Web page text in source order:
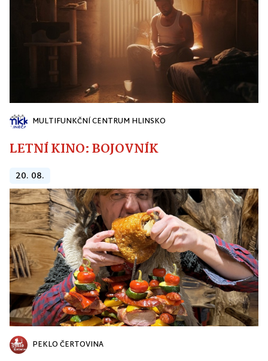
MULTIFUNKČNÍ CENTRUM HLINSKO
LETNÍ KINO: BOJOVNÍK
20. 08.
PEKLO ČERTOVINA